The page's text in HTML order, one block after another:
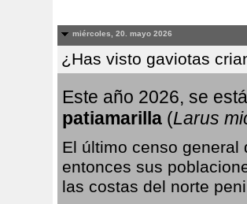
miércoles, 20. mayo 2026
¿Has visto gaviotas
Este año 2026, se
patiamarilla (Larus
El último censo
entonces sus
las costas del norte